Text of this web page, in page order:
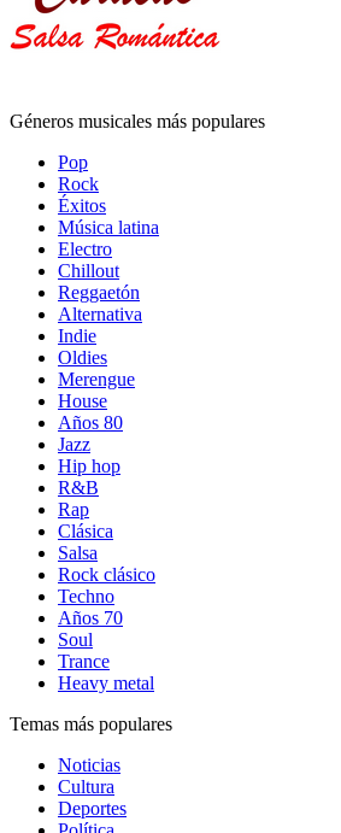
Géneros musicales más populares
Pop
Rock
Éxitos
Música latina
Electro
Chillout
Reggaetón
Alternativa
Indie
Oldies
Merengue
House
Años 80
Jazz
Hip hop
R&B
Rap
Clásica
Salsa
Rock clásico
Techno
Años 70
Soul
Trance
Heavy metal
Temas más populares
Noticias
Cultura
Deportes